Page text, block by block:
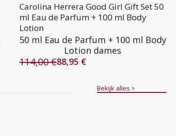
Carolina Herrera Good Girl Gift Set 50
ml Eau de Parfum + 100 ml Body
Lotion
50 ml Eau de Parfum + 100 ml Body
Lotion dames
114,00€
Oorspronkelijke
88,95 €
Huidige
Bekijk alles